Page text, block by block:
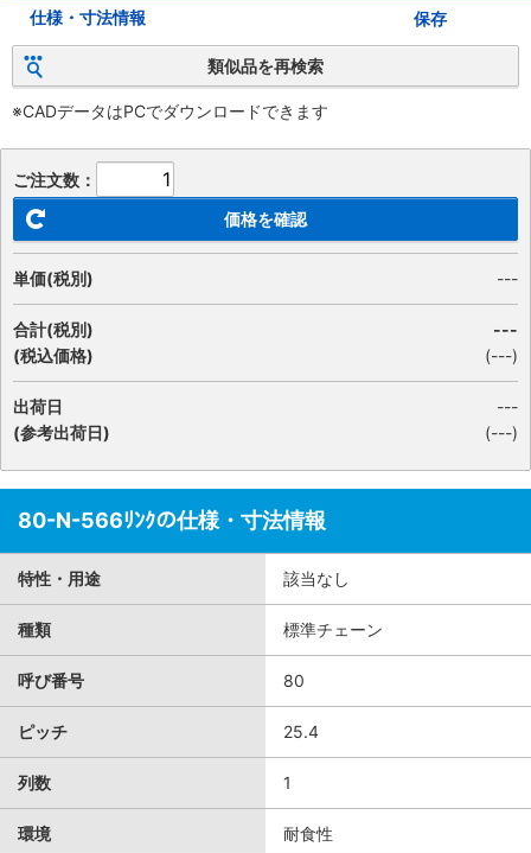
仕様・寸法情報 保存
類似品を再検索
※CADデータはPCでダウンロードできます
ご注文数：
価格を確認
単価(税別) ---
合計(税別)
(税込価格)
---
(---)
出荷日
(参考出荷日)
---
(---)
80-N-566ﾘﾝｸの仕様・寸法情報
特性・用途 該当なし
種類 標準チェーン
呼び番号 80
ピッチ 25.4
列数 1
環境 耐食性